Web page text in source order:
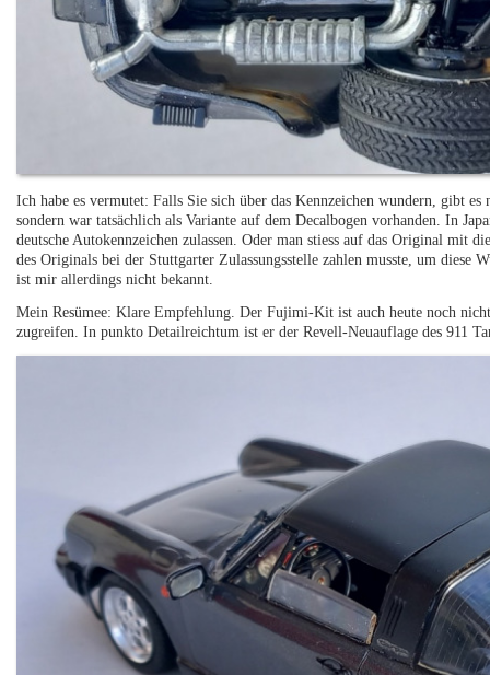
Ich habe es vermutet: Falls Sie sich über das Kennzeichen wundern, gibt
sondern war tatsächlich als Variante auf dem Decalbogen vorhanden. In
deutsche Autokennzeichen zulassen. Oder man stiess auf das Original mit
des Originals bei der Stuttgarter Zulassungsstelle zahlen musste, um diese
ist mir allerdings nicht bekannt.
Mein Resümee: Klare Empfehlung. Der Fujimi-Kit ist auch heute noch
zugreifen. In punkto Detailreichtum ist er der Revell-Neuauflage des 911